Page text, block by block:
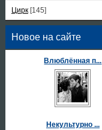
Цирк [145]
Новое на сайте
Влюблённая п...
Некультурно ...